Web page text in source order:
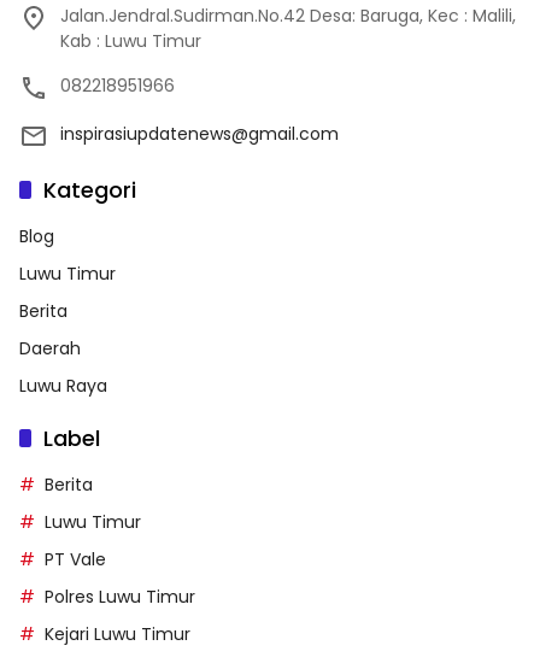
Jalan.Jendral.Sudirman.No.42 Desa: Baruga, Kec : Malili,
Kab : Luwu Timur
082218951966
inspirasiupdatenews@gmail.com
Kategori
Blog
Luwu Timur
Berita
Daerah
Luwu Raya
Label
Berita
Luwu Timur
PT Vale
Polres Luwu Timur
Kejari Luwu Timur